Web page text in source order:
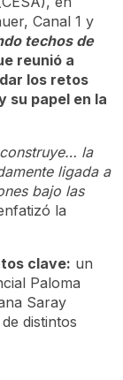
Canal 1 y
techos de
reunió a
los retos
su papel en la
la
ligada a
bajo las
la
clave: un
Paloma
Saray
distintos